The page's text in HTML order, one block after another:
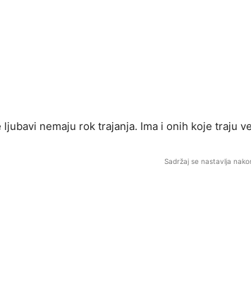
ljubavi nemaju rok trajanja. Ima i onih koje traju
Sadržaj se nastavlja